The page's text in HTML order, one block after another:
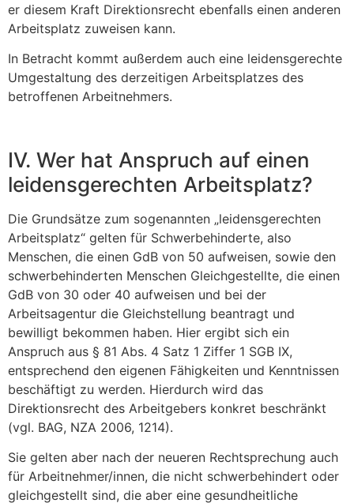
er diesem Kraft Di­rektionsrecht ebenfalls einen anderen
Arbeitsplatz zu­weisen kann.
In Betracht kommt außerdem auch eine leidensgerechte
Umgestaltung des derzeitigen Arbeits­platzes des
betroffenen Arbeitnehmers.
IV. Wer hat Anspruch auf einen
leidensgerechten Arbeitsplatz?
Die Grundsätze zum sogenannten „leidensgerechten
Arbeitsplatz“ gelten für Schwerbehinderte, also
Menschen, die einen GdB von 50 aufweisen, sowie den
schwerbehinderten Menschen Gleichgestellte, die einen
GdB von 30 oder 40 aufweisen und bei der
Arbeitsagentur die Gleich­stellung beantragt und
bewilligt bekommen haben. Hier ergibt sich ein
Anspruch aus § 81 Abs. 4 Satz 1 Ziffer 1 SGB IX,
entsprechend den eigenen Fähigkeiten und Kenntnissen
beschäftigt zu wer­den. Hierdurch wird das
Direktionsrecht des Arbeitgebers konkret beschränkt
(vgl. BAG, NZA 2006, 1214).
Sie gelten aber nach der neueren Rechtsprechung auch
für Arbeit­nehmer/innen, die nicht schwerbehindert oder
gleichgestellt sind, die aber eine gesundheitliche